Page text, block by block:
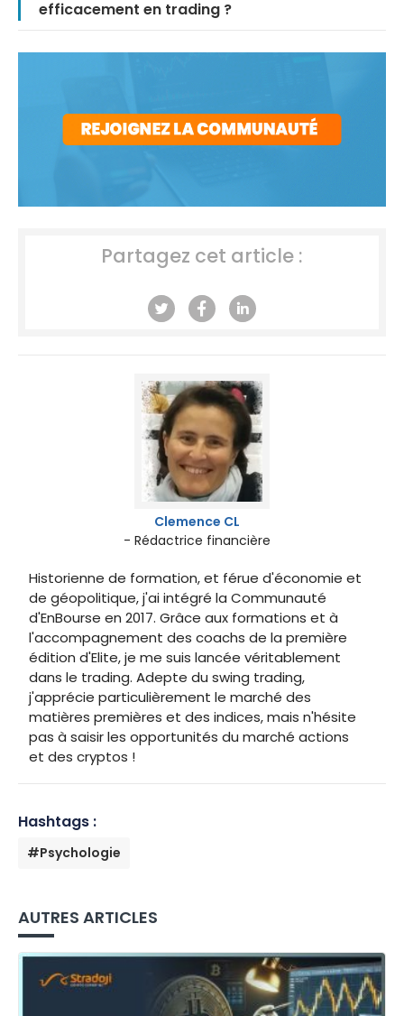
efficacement en trading ?
Partagez cet article :
Clemence CL
- Rédactrice financière
Historienne de formation, et férue d'économie et
de géopolitique, j'ai intégré la Communauté
d'EnBourse en 2017. Grâce aux formations et à
l'accompagnement des coachs de la première
édition d'Elite, je me suis lancée véritablement
dans le trading. Adepte du swing trading,
j'apprécie particulièrement le marché des
matières premières et des indices, mais n'hésite
pas à saisir les opportunités du marché actions
et des cryptos !
Hashtags :
#Psychologie
AUTRES ARTICLES